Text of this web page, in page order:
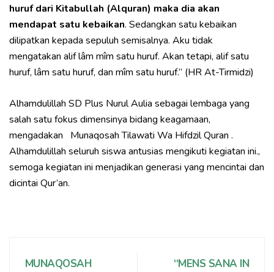
huruf dari Kitabullah (Alquran) maka dia akan
mendapat satu kebaikan. Sedangkan satu kebaikan
dilipatkan kepada sepuluh semisalnya. Aku tidak
mengatakan alif lâm mîm satu huruf. Akan tetapi, alif satu
huruf, lâm satu huruf, dan mîm satu huruf.” (HR At-Tirmidzi)
Alhamdulillah SD Plus Nurul Aulia sebagai lembaga yang
salah satu fokus dimensinya bidang keagamaan,
mengadakan Munaqosah Tilawati Wa Hifdzil Quran .
Alhamdulillah seluruh siswa antusias mengikuti kegiatan ini.,
semoga kegiatan ini menjadikan generasi yang mencintai dan
dicintai Qur’an.
MUNAQOSAH
“MENS SANA IN